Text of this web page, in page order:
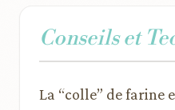
Conseils et
La “colle” de farine